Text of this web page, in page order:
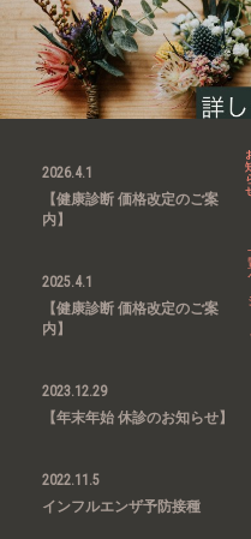
2026.4.1
【健康診断 価格改定のご案
内】
2025.4.1
【健康診断 価格改定のご案
内】
2023.12.29
【年末年始 休診のお知らせ】
2022.11.5
インフルエンザ予防接種